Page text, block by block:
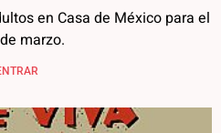
en Casa de México para el
marzo.